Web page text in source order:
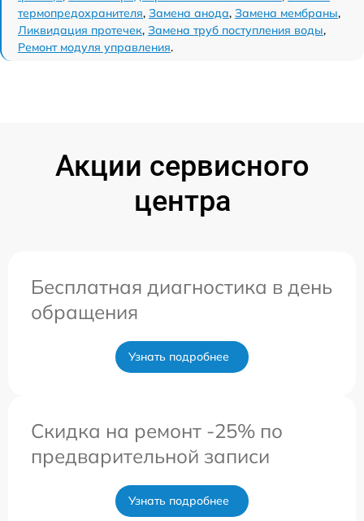
термопредохранителя, Замена анода, Замена мембраны,
Ликвидация протечек, Замена труб поступления воды,
Ремонт модуля управления.
Акции сервисного
центра
Бесплатная диагностика в день
обращения
Узнать подробнее
Скидка на ремонт -25% по
предварительной записи
Узнать подробнее